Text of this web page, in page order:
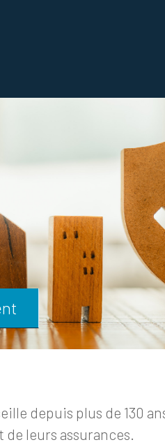
depuis plus de 130
leurs assurances.